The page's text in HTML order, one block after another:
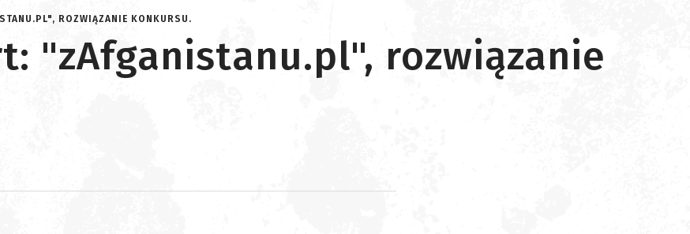
ROZWIĄZANIE KONKURSU.
"zAfganistanu.pl", rozwiązanie